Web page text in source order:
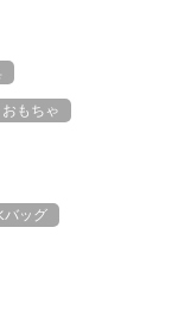
もちゃ
バッグ